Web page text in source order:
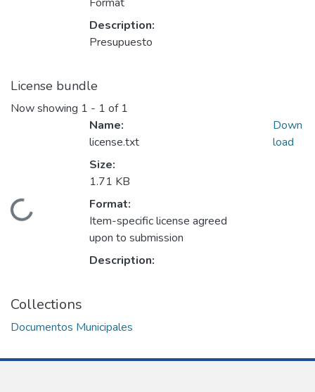
Description:
Presupuesto
License bundle
Now showing 1 - 1 of 1
Loading...
Name:
license.txt
Size:
1.71 KB
Format:
Item-specific license agreed
upon to submission
Description:
Down
load
Collections
Documentos Municipales